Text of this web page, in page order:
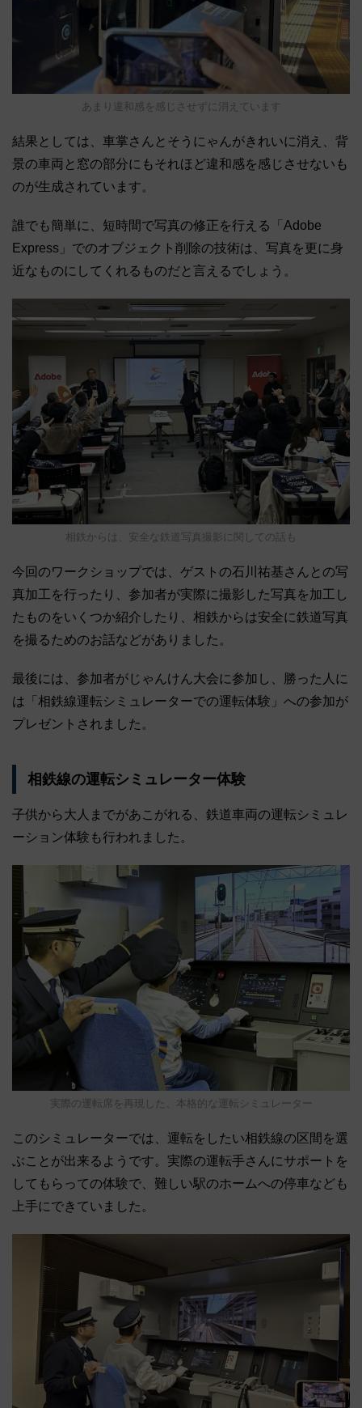
あまり違和感を感じさせずに消えています
結果としては、車掌さんとそうにゃんがきれいに消え、背
景の車両と窓の部分にもそれほど違和感を感じさせないも
のが生成されています。
誰でも簡単に、短時間で写真の修正を行える「Adobe
Express」でのオブジェクト削除の技術は、写真を更に身
近なものにしてくれるものだと言えるでしょう。
相鉄からは、安全な鉄道写真撮影に関しての話も
今回のワークショップでは、ゲストの石川祐基さんとの写
真加工を行ったり、参加者が実際に撮影した写真を加工し
たものをいくつか紹介したり、相鉄からは安全に鉄道写真
を撮るためのお話などがありました。
最後には、参加者がじゃんけん大会に参加し、勝った人に
は「相鉄線運転シミュレーターでの運転体験」への参加が
プレゼントされました。
相鉄線の運転シミュレーター体験
子供から大人までがあこがれる、鉄道車両の運転シミュレ
ーション体験も行われました。
実際の運転席を再現した、本格的な運転シミュレーター
このシミュレーターでは、運転をしたい相鉄線の区間を選
ぶことが出来るようです。実際の運転手さんにサポートを
してもらっての体験で、難しい駅のホームへの停車なども
上手にできていました。